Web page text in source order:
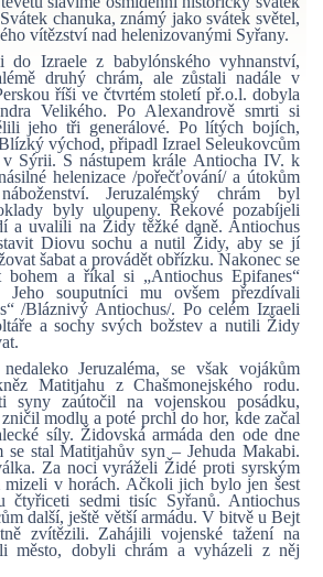
chanuka, známý jako svátek světel,
vítězství nad helenizovanými Syřany.
Izraele z babylónského vyhnanství,
druhý chrám, ale zůstali nadále v
říši ve čtvrtém století př.o.l. dobyla
Velikého. Po Alexandrově smrti si
jeho tři generálové. Po lítých bojích,
východ, připadl Izrael Seleukovcům
Sýrii. S nástupem krále Antiocha IV. k
helenizace /pořečťování/ a útokům
Jeruzalémský chrám byl
byly uloupeny. Řekové pozabíjeli
a uvalili na Židy těžké daně. Antiochus
Diovu sochu a nutil Židy, aby se jí
šabat a provádět obřízku. Nakonec se
bohem a říkal si „Antiochus Epifanes“
Jeho souputníci mu ovšem přezdívali
/Bláznivý Antiochus/. Po celém Izraeli
a sochy svých božstev a nutili Židy
Jeruzaléma, se však vojákům
Matitjahu z Chašmonejského rodu.
syny zaútočil na vojenskou posádku,
modlu a poté prchl do hor, kde začal
síly. Židovská armáda den ode dne
se stal Matitjahův syn – Jehuda Makabi.
Za noci vyráželi Židé proti syrským
mizeli v horách. Ačkoli jich bylo jen šest
čtyřiceti sedmi tisíc Syřanů. Antiochus
další, ještě větší armádu. V bitvě u Bejt
zvítězili. Zahájili vojenské tažení na
město, dobyli chrám a vyházeli z něj